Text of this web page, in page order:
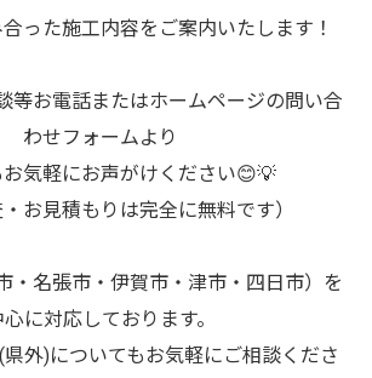
った施工内容をご案内いたします！
等お電話またはホームページの問い合
わせフォームより
お気軽にお声がけください😊💡
・お見積もりは完全に無料です）
・名張市・伊賀市・津市・四日市）を
心に対応しております。
外)についてもお気軽にご相談くださ